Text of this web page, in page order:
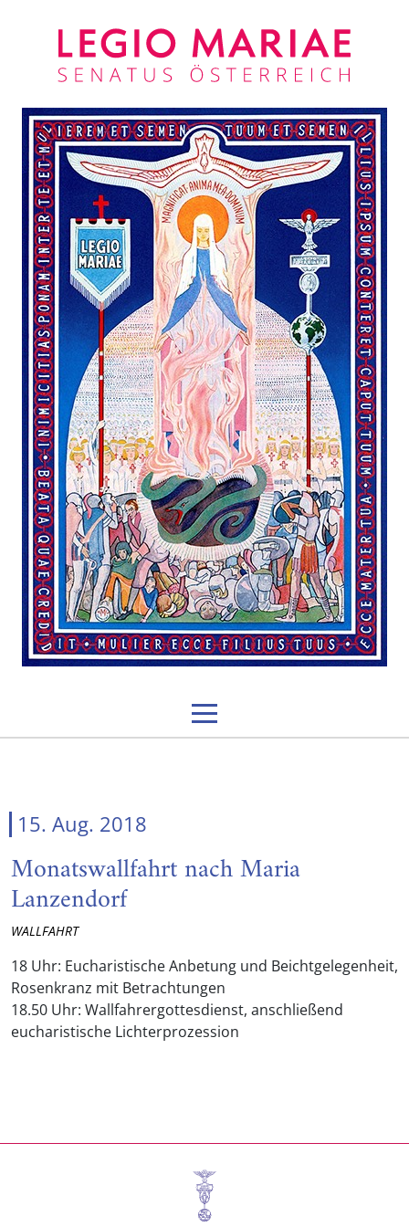
15. Aug. 2018
Monatswallfahrt nach Maria
Lanzendorf
WALLFAHRT
18 Uhr: Eucharistische Anbetung und Beichtgelegenheit,
Rosenkranz mit Betrachtungen
18.50 Uhr: Wallfahrergottesdienst, anschließend
eucharistische Lichterprozession